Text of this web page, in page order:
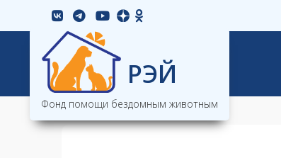
content
vkontakte youtube
РЭЙ
Фонд помощи бездомным животным